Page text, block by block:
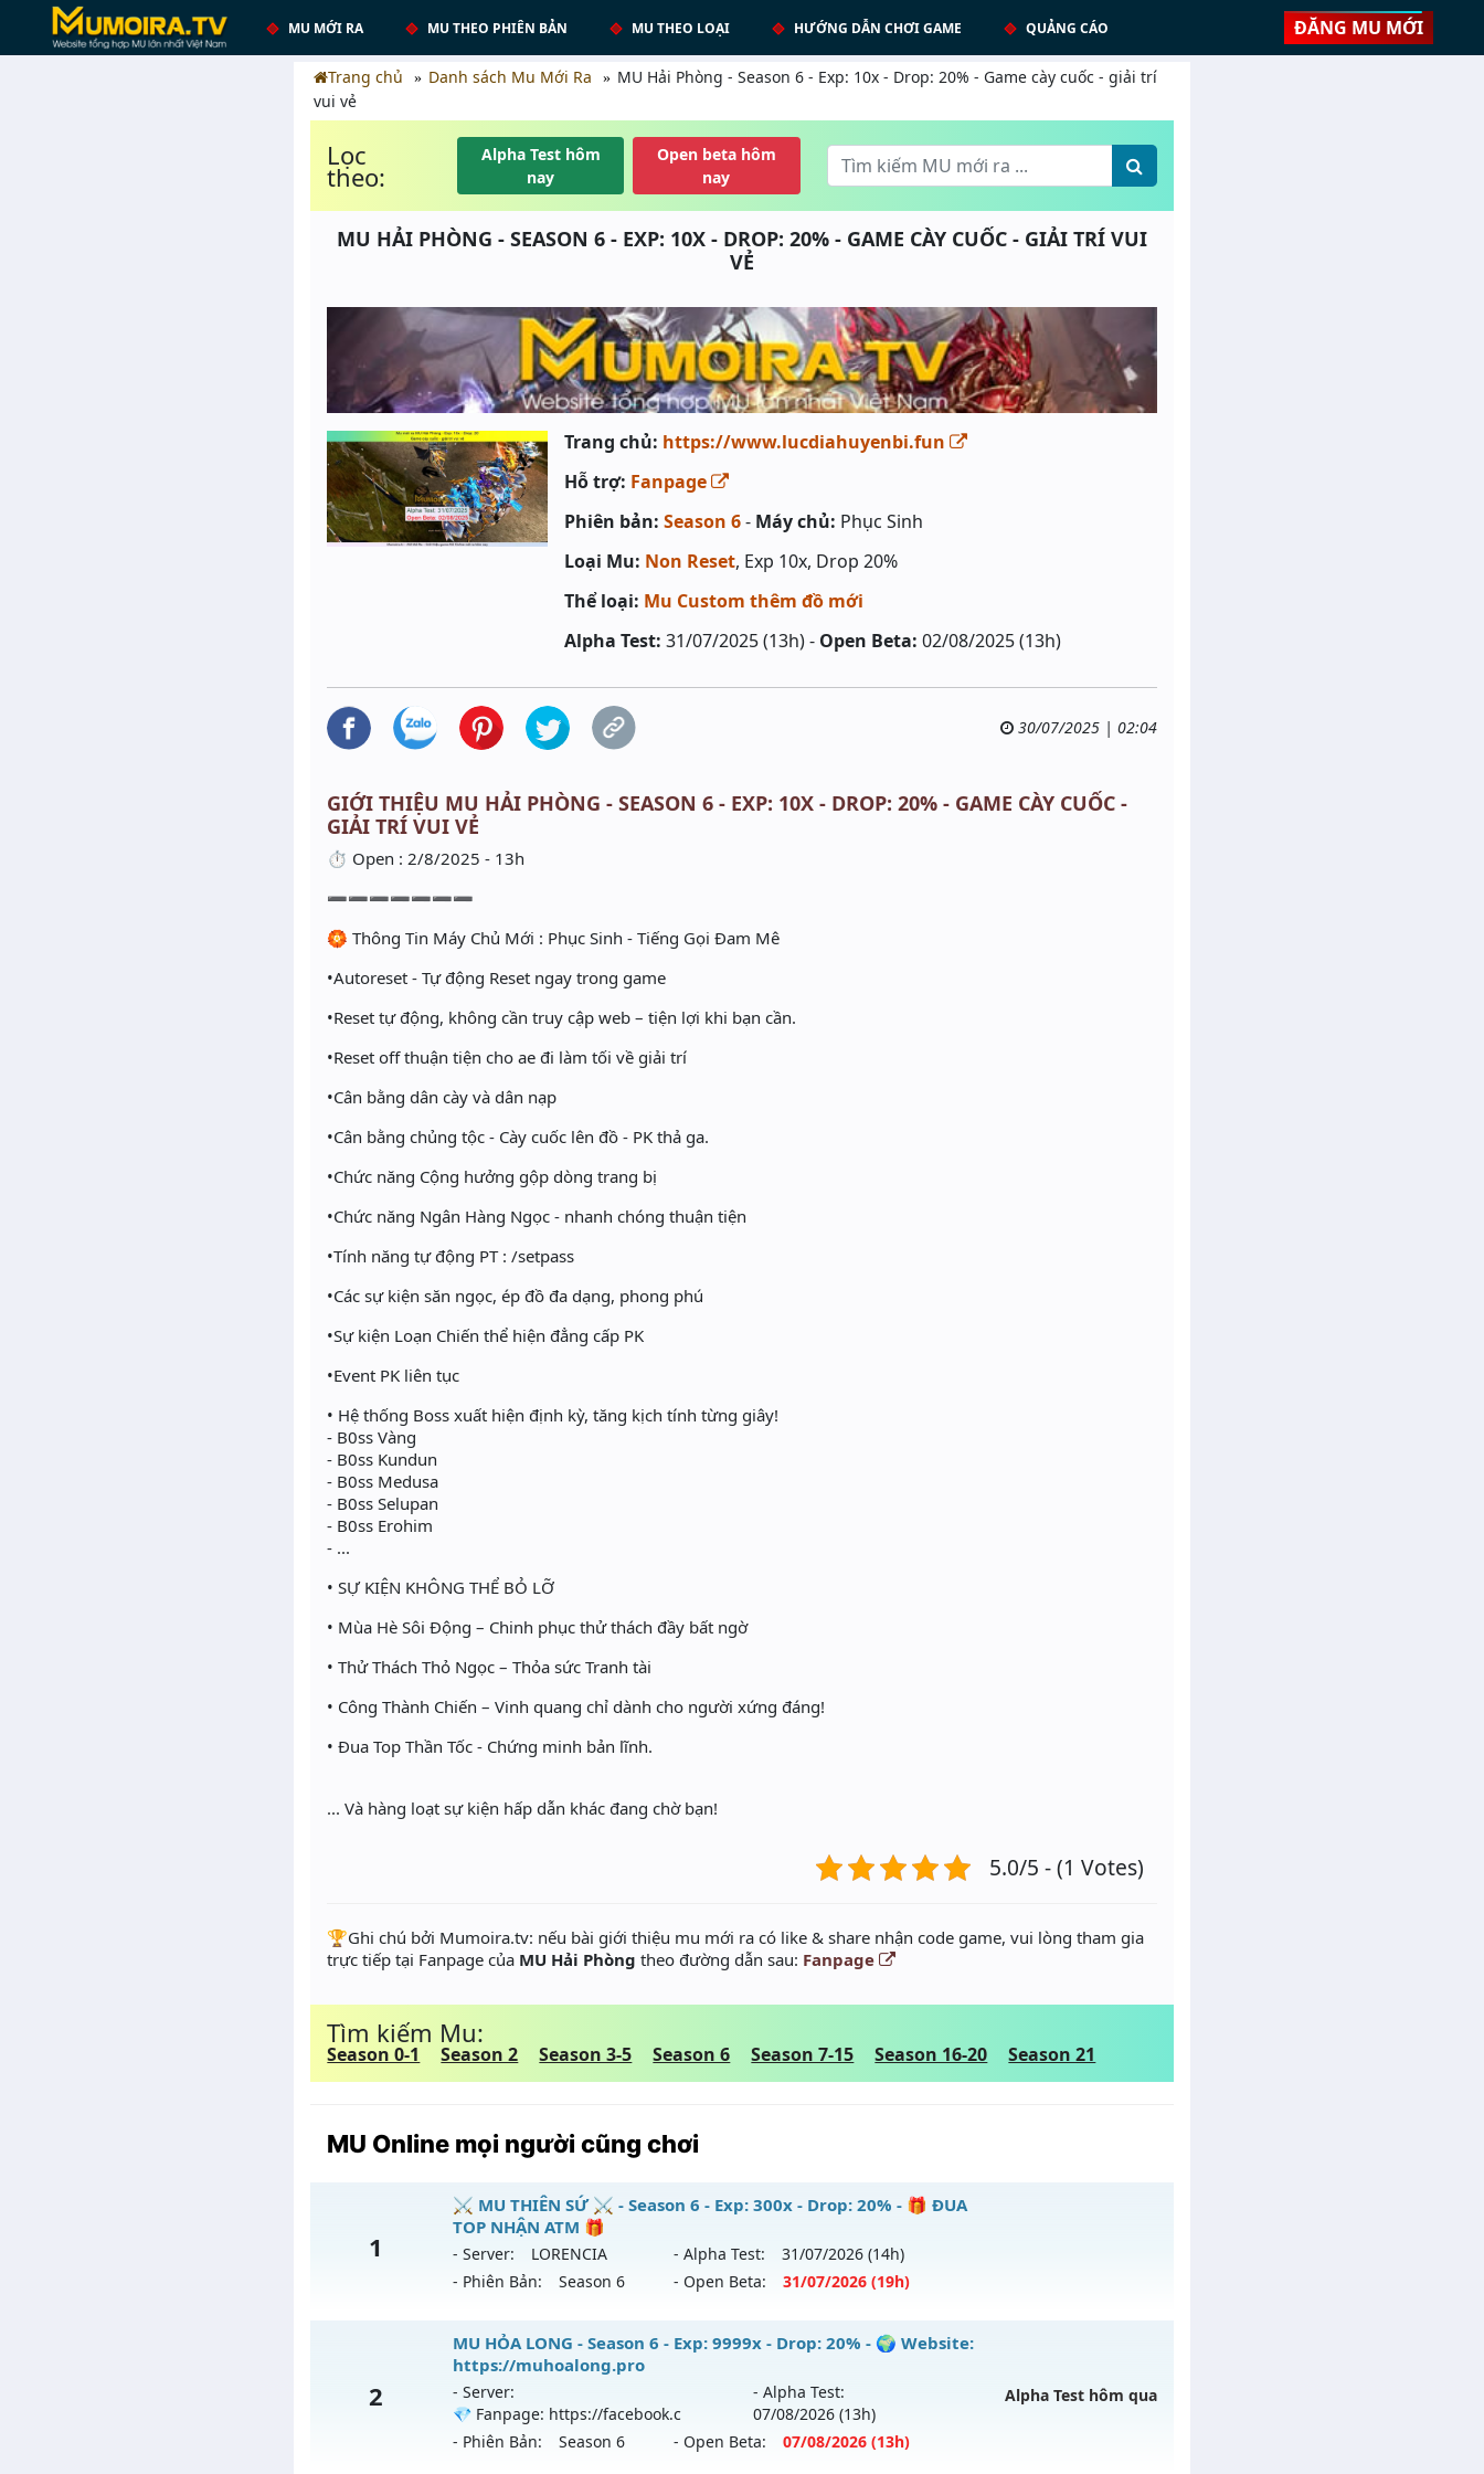
MU MỚI RA MU THEO PHIÊN BẢN MU THEO LOẠI HƯỚNG DẪN CHƠI GAME QUẢNG CÁO ĐĂNG MU MỚI
Trang chủ Danh sách Mu Mới Ra
MU Hải Phòng - Season 6 - Exp: 10x - Drop: 20% - Game cày cuốc - giải trí
vui vẻ
Lọc
theo:
Alpha Test hôm
nay
Open beta hôm
nay
MU HẢI PHÒNG - SEASON 6 - EXP: 10X - DROP: 20% - GAME CÀY CUỐC - GIẢI TRÍ VUI
VẺ
Trang chủ: https://www.lucdiahuyenbi.fun
Hỗ trợ: Fanpage
Phiên bản: Season 6- Máy chủ: Phục Sinh
Loại Mu: Non Reset, Exp 10x, Drop 20%
Thể loại: Mu Custom thêm đồ mới
Alpha Test: 31/07/2025 (13h) - Open Beta: 02/08/2025 (13h)
30/07/2025 | 02:04
GIỚI THIỆU MU HẢI PHÒNG - SEASON 6 - EXP: 10X - DROP: 20% - GAME CÀY CUỐC -
GIẢI TRÍ VUI VẺ
⏱ Open : 2/8/2025 - 13h
➖➖➖➖➖➖➖
🏵 Thông Tin Máy Chủ Mới : Phục Sinh - Tiếng Gọi Đam Mê
•Autoreset - Tự động Reset ngay trong game
•Reset tự động, không cần truy cập web – tiện lợi khi bạn cần.
•Reset off thuận tiện cho ae đi làm tối về giải trí
•Cân bằng dân cày và dân nạp
•Cân bằng chủng tộc - Cày cuốc lên đồ - PK thả ga.
•Chức năng Cộng hưởng gộp dòng trang bị
•Chức năng Ngân Hàng Ngọc - nhanh chóng thuận tiện
•Tính năng tự động PT : /setpass
•Các sự kiện săn ngọc, ép đồ đa dạng, phong phú
•Sự kiện Loạn Chiến thể hiện đẳng cấp PK
•Event PK liên tục
• Hệ thống Boss xuất hiện định kỳ, tăng kịch tính từng giây!
- B0ss Vàng
- B0ss Kundun
- B0ss Medusa
- B0ss Selupan
- B0ss Erohim
- ...
• SỰ KIỆN KHÔNG THỂ BỎ LỠ
• Mùa Hè Sôi Động – Chinh phục thử thách đầy bất ngờ
• Thử Thách Thỏ Ngọc – Thỏa sức Tranh tài
• Công Thành Chiến – Vinh quang chỉ dành cho người xứng đáng!
• Đua Top Thần Tốc - Chứng minh bản lĩnh.
... Và hàng loạt sự kiện hấp dẫn khác đang chờ bạn!
5.0/5 - (1 Votes)
️🏆Ghi chú bởi Mumoira.tv: nếu bài giới thiệu mu mới ra có like & share nhận code game, vui lòng tham gia
trực tiếp tại Fanpage của MU Hải Phòng theo đường dẫn sau: Fanpage
Tìm kiếm Mu:
Season 0-1 Season 2 Season 3-5 Season 6 Season 7-15 Season 16-20 Season 21
MU Online mọi người cũng chơi
1
⚔️ MU THIÊN SỨ ⚔️ - Season 6 - Exp: 300x - Drop: 20% - 🎁 ĐUA
TOP NHẬN ATM 🎁
- Server: LORENCIA - Alpha Test: 31/07/2026 (14h)
- Phiên Bản:
Season 6 - Open Beta: 31/07/2026 (19h)
⚔️ MU THIÊN SỨ ⚔️ - 🎁 ĐUA TOP NHẬN ATM 🎁
Mu mới ra tháng 07 2026 - Mở máy chủ
LORENCIA
vào 19h ngày 31/07/2626
Exp: 300x - Drop: 20%
2
MU HỎA LONG - Season 6 - Exp: 9999x - Drop: 20% - 🌍 Website:
https://muhoalong.pro
- Server:
💎 Fanpage: https://facebook.c
- Alpha Test:
07/08/2026(13h)
- Phiên Bản:
Season 6 - Open Beta: 07/08/2026 (13h)
Alpha Test hôm qua